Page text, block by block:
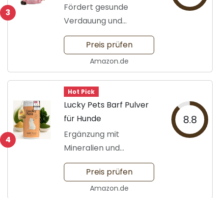
3
Fördert gesunde
Verdauung und
Wohlbefinden
Preis prüfen
Amazon.de
4
Hot Pick
Lucky Pets Barf Pulver
für Hunde
Ergänzung mit
Mineralien und
Vitaminen
8.8
Preis prüfen
Amazon.de